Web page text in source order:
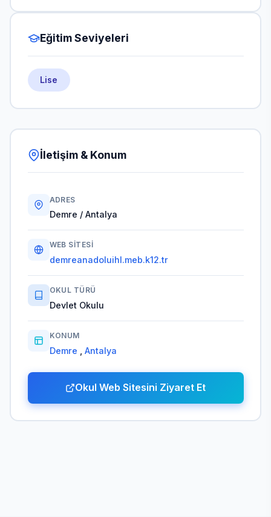
Eğitim Seviyeleri
Lise
İletişim & Konum
ADRES
Demre / Antalya
WEB SITESI
demreanadoluihl.meb.k12.tr
OKUL TÜRÜ
Devlet Okulu
KONUM
Demre Antalya
Okul Web Sitesini Ziyaret Et